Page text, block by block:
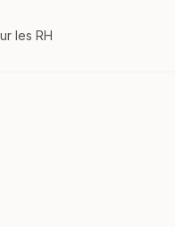
les RH